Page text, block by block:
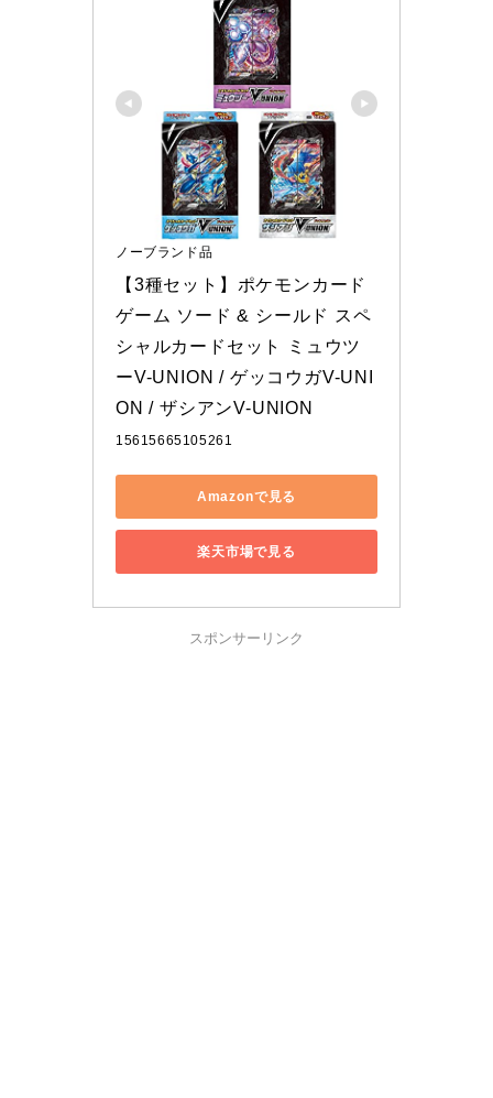
ノーブランド品
【3種セット】ポケモンカード
ゲーム ソード & シールド スペ
シャルカードセット ミュウツ
ーV-UNION / ゲッコウガV-UNI
ON / ザシアンV-UNION
15615665105261
Amazonで見る
楽天市場で見る
スポンサーリンク